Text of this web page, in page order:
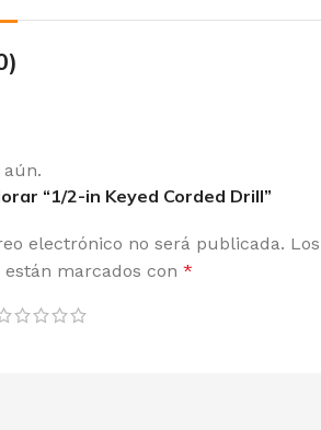
aún.
“1/2-in Keyed Corded Drill”
electrónico no será publicada. Los
marcados con *